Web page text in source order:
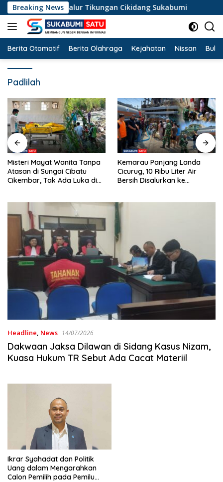
Langsung
ke
konten
Breaking News
di Jalur Tikungan Cikidang Sukabumi
Berita Otomotif Berita Olahraga Kejahatan Nissan
Padlilah
Misteri Mayat Wanita Tanpa
Atasan di Sungai Cibatu
Cikembar, Tak Ada Luka di
Kemarau Panjang Landa
Cicurug, 10 Ribu Liter Air
Bersih Disalurkan ke
Headline, News 14/07/2026
Dakwaan Jaksa Dilawan di Sidang Kasus Nizam,
Kuasa Hukum TR Sebut Ada Cacat Materiil
Ikrar Syahadat dan Politik
Uang dalam Mengarahkan
Calon Pemilih pada Pemilu